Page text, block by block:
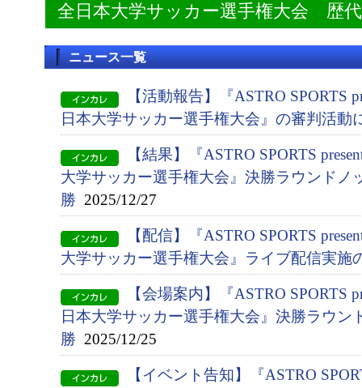
全日本大学サッカー選手権大会 歴
ニュース一覧
【活動報告】『ASTRO SPORTS
日本大学サッカー選手権大会』の審判活動
【結果】『ASTRO SPORTS
大学サッカー選手権大会』決勝ラウンドノ
勝 2025/12/27
【配信】『ASTRO SPORTS
大学サッカー選手権大会』ライブ配信実施
【会場案内】『ASTRO SPORTS
日本大学サッカー選手権大会』決勝ラウン
勝 2025/12/25
【イベント告知】『ASTRO